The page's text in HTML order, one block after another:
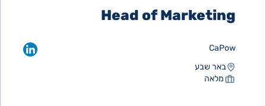
Head of Marketing
CaPow
באר שבע
מלאה